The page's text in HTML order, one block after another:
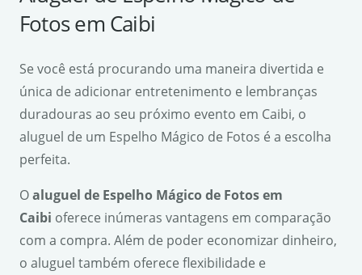
Fotos em Caibi
Se você está procurando uma maneira divertida e
única de adicionar entretenimento e lembranças
duradouras ao seu próximo evento em Caibi, o
aluguel de um Espelho Mágico de Fotos é a escolha
perfeita.
Oaluguel de Espelho Mágico de Fotos em
Caibi oferece inúmeras vantagens em comparação
com a compra. Além de poder economizar dinheiro,
o aluguel também oferece flexibilidade e